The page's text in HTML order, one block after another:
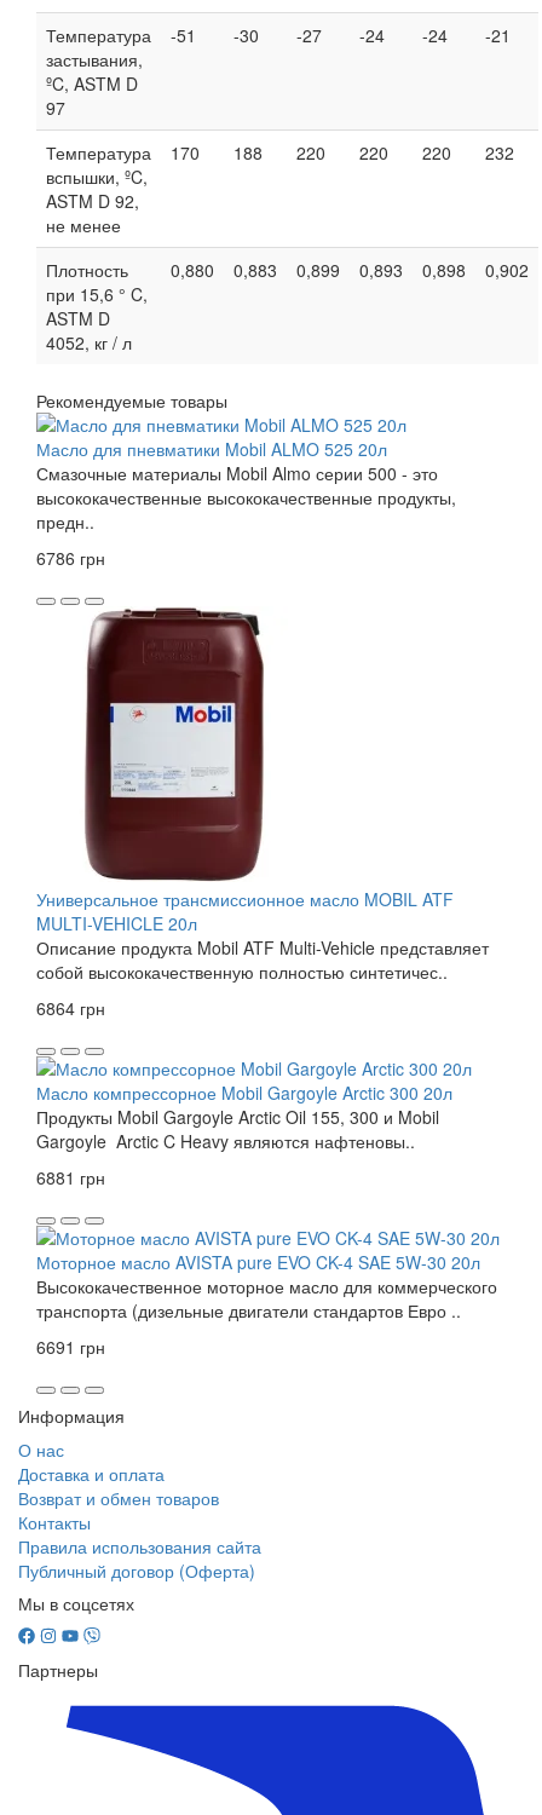
Температура
застывания,
ºC, ASTM D
97
-51 -30 -27 -24 -24 -21
Температура
вспышки, ºC,
ASTM D 92,
не менее
170 188 220 220 220 232
Плотность
при 15,6 ° C,
ASTM D
4052, кг / л
0,880 0,883 0,899 0,893 0,898 0,902
Рекомендуемые товары
Масло для пневматики Mobil ALMO 525 20л
Смазочные материалы Mobil Almo серии 500 - это
высококачественные высококачественные продукты,
предн..
6786 грн
Универсальное трансмиссионное масло MOBIL ATF
MULTI-VEHICLE 20л
Описание продукта Mobil ATF Multi-Vehicle представляет
собой высококачественную полностью синтетичес..
6864 грн
Масло компрессорное Mobil Gargoyle Arctic 300 20л
Продукты Mobil Gargoyle Arctic Oil 155, 300 и Mobil
Gargoyle Arctic C Heavy являются нафтеновы..
6881 грн
Моторное масло AVISTA pure EVO CK-4 SAE 5W-30 20л
Высококачественное моторное масло для коммерческого
транспорта (дизельные двигатели стандартов Евро ..
6691 грн
Информация
О нас
Доставка и оплата
Возврат и обмен товаров
Контакты
Правила использования сайта
Публичный договор (Оферта)
Мы в соцсетях
Партнеры